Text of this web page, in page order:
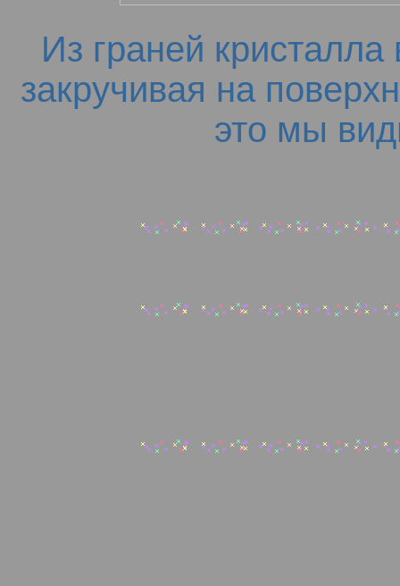
Из граней
закручивая на
это мы